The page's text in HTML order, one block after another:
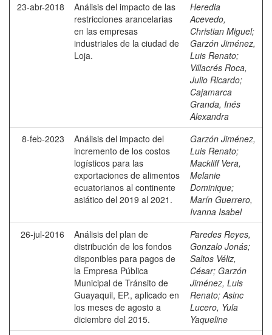
23-abr-2018
Análisis del impacto de las
restricciones arancelarias
en las empresas
industriales de la ciudad de
Loja.
Heredia
Acevedo,
Christian Miguel;
Garzón Jiménez,
Luis Renato;
Villacrés Roca,
Julio Ricardo;
Cajamarca
Granda, Inés
Alexandra
8-feb-2023
Análisis del impacto del
incremento de los costos
logísticos para las
exportaciones de alimentos
ecuatorianos al continente
asiático del 2019 al 2021.
Garzón Jiménez,
Luis Renato;
Mackliff Vera,
Melanie
Dominique;
Marín Guerrero,
Ivanna Isabel
26-jul-2016
Análisis del plan de
distribución de los fondos
disponibles para pagos de
la Empresa Pública
Municipal de Tránsito de
Guayaquil, EP., aplicado en
los meses de agosto a
diciembre del 2015.
Paredes Reyes,
Gonzalo Jonás;
Saltos Véliz,
César; Garzón
Jiménez, Luis
Renato;Asinc
Lucero, Yula
Yaqueline